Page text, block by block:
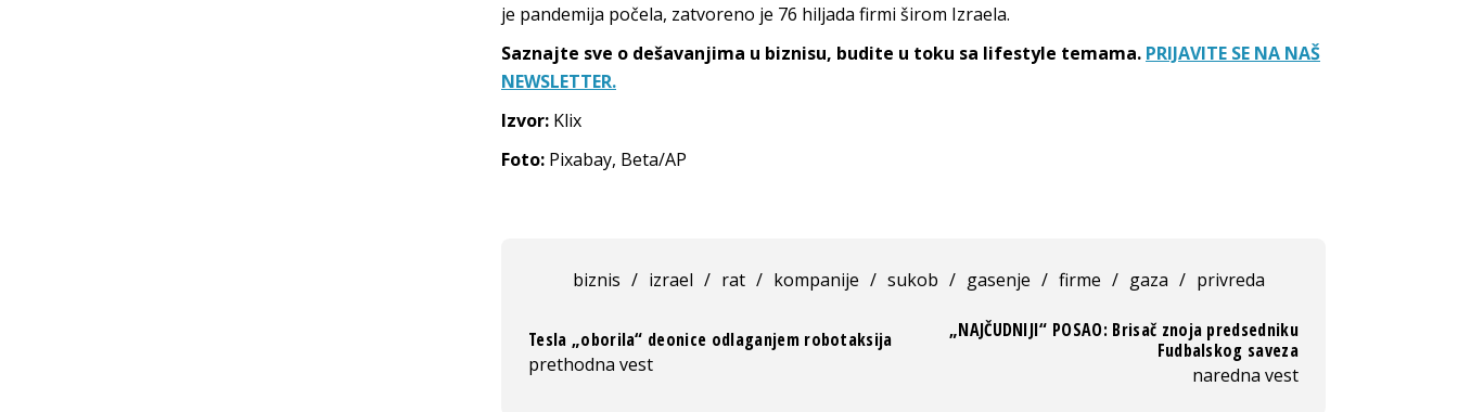
je pandemija počela, zatvoreno je 76 hiljada firmi širom Izraela.
Saznajte sve o dešavanjima u biznisu, budite u toku sa lifestyle temama. PRIJAVITE SE NA NAŠ
NEWSLETTER.
Izvor: Klix
Foto: Pixabay, Beta/AP
biznis / izrael / rat / kompanije / sukob / gasenje / firme / gaza / privreda
Tesla „oborila“ deonice odlaganjem robotaksija
prethodna vest
„NAJČUDNIJI“ POSAO: Brisač znoja predsedniku
Fudbalskog saveza
naredna vest